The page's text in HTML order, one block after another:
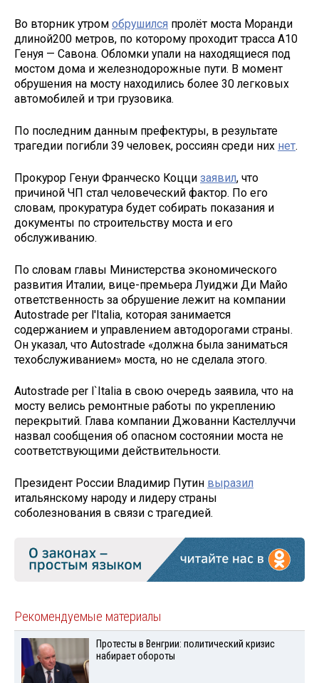
Во вторник утром обрушился пролёт моста Моранди
длиной200 метров, по которому проходит трасса A10
Генуя — Савона. Обломки упали на находящиеся под
мостом дома и железнодорожные пути. В момент
обрушения на мосту находились более 30 легковых
автомобилей и три грузовика.
По последним данным префектуры, в результате
трагедии погибли 39 человек, россиян среди них нет.
Прокурор Генуи Франческо Коцци заявил, что
причиной ЧП стал человеческий фактор. По его
словам, прокуратура будет собирать показания и
документы по строительству моста и его
обслуживанию.
По словам главы Министерства экономического
развития Италии, вице-премьера Луиджи Ди Майо
ответственность за обрушение лежит на компании
Autostrade per l'Italia, которая занимается
содержанием и управлением автодорогами страны.
Он указал, что Autostrade «должна была заниматься
техобслуживанием» моста, но не сделала этого.
Autostrade per l`Italia в свою очередь заявила, что на
мосту велись ремонтные работы по укреплению
перекрытий. Глава компании Джованни Кастеллуччи
назвал сообщения об опасном состоянии моста не
соответствующими действительности.
Президент России Владимир Путин выразил
итальянскому народу и лидеру страны
соболезнования в связи с трагедией.
Рекомендуемые материалы
Протесты в Венгрии: политический кризис
набирает обороты